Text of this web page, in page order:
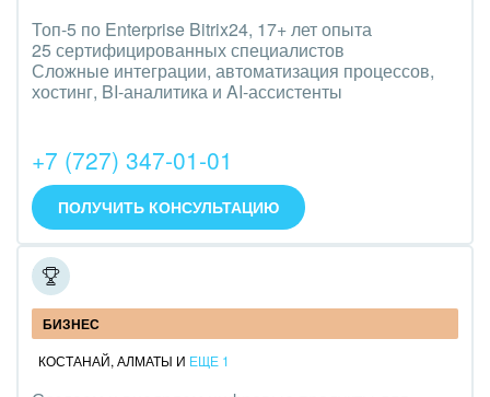
Связь и телекоммуникации
Финансы, бухгалтерия, банки
Электроэнергетика
Ювелирное дело
Юриспруденция
Топ-5 по Enterprise Bitrix24, 17+ лет опыта
25 сертифицированных специалистов
Сложные интеграции, автоматизация процессов,
хостинг, BI-аналитика и AI-ассистенты
+7 (727) 347-01-01
ПОЛУЧИТЬ КОНСУЛЬТАЦИЮ
ITL
БИЗНЕС
КОСТАНАЙ, АЛМАТЫ И ЕЩЕ 1